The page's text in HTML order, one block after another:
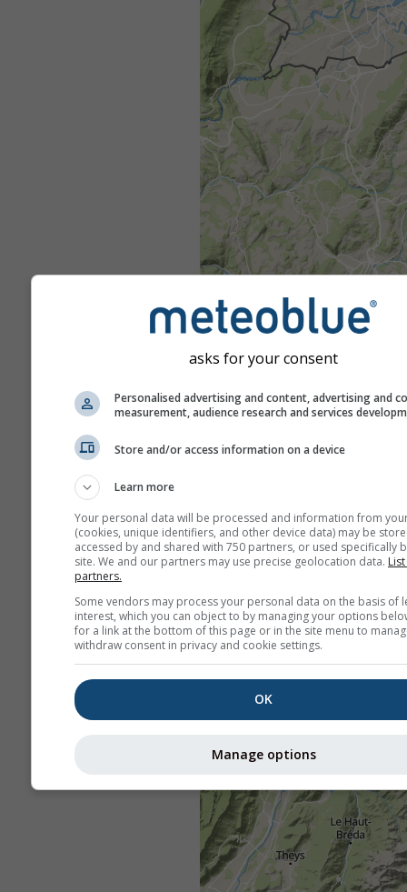
asks for your consent
Personalised advertising and content, advertising and
measurement, audience research and services
Store and/or access information on a device
Learn more
Your personal data will be processed and information from
(cookies, unique identifiers, and other device data) may be
accessed by and shared with 750 partners, or used specifically
site. We and our partners may use precise geolocation data.
partners.
Some vendors may process your personal data on the basis of
interest, which you can object to by managing your options
for a link at the bottom of this page or in the site menu to
withdraw consent in privacy and cookie settings.
OK
Manage options